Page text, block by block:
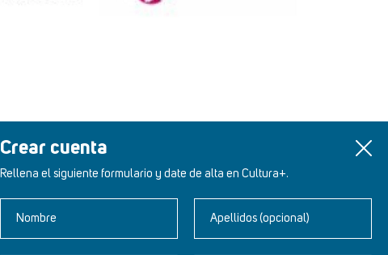
Crear cuenta
Rellena el siguiente formulario y date de alta en Cultura+.
Nombre Apellidos (opcional)